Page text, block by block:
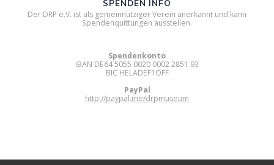
SPENDEN INFO
Der DRP e.V. ist als gemeinnütziger Verein anerkannt und kann
Spendenquittungen ausstellen.
Spendenkonto
IBAN DE64 5055 0020 0002 2851 93
BIC HELADEF1OFF
PayPal
http://paypal.me/drpmuseum